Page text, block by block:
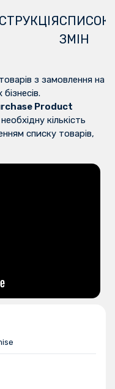
СПИСОК
ЗМІН
з замовлення на
Product
кількість
списку товарів,